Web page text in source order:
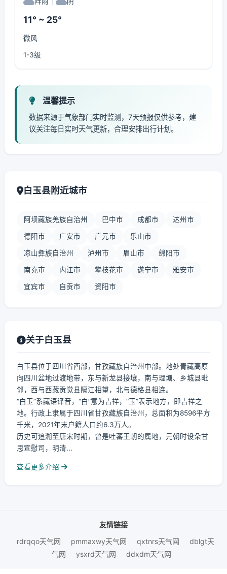
11° ~ 25°
微风
1-3级
温馨提示
数据来源于气象部门实时监测，7天预报仅供参考，建
议关注每日实时天气更新，合理安排出行计划。
白玉县附近城市
阿坝藏族羌族自治州 巴中市 成都市 达州市
德阳市 广安市 广元市 乐山市
凉山彝族自治州 泸州市 眉山市 绵阳市
南充市 内江市 攀枝花市 遂宁市 雅安市
宜宾市 自贡市 资阳市
关于白玉县
白玉县位于四川省西部，甘孜藏族自治州中部。地处青藏高原
向四川盆地过渡地带，东与新龙县接壤，南与理塘、乡城县毗
邻，西与西藏贡觉县隔江相望，北与德格县相连。
“白玉”系藏语译音，“白”意为吉祥，“玉”表示地方，即吉祥之
地。行政上隶属于四川省甘孜藏族自治州，总面积为8596平方
千米，2021年末户籍人口约6.3万人。
历史可追溯至唐宋时期，曾是吐蕃王朝的属地，元朝时设朵甘
思宣慰司，明清...
查看更多介绍
友情链接
rdrqqo天气网
pmmaxwy天气网 qxtnrs天气网
dblgt天
气网
ysxrd天气网 ddxdm天气网